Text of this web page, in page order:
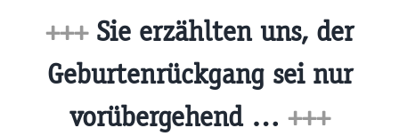
+++Sie erzählten uns, der
Geburtenrückgang sei nur
vorübergehend … +++